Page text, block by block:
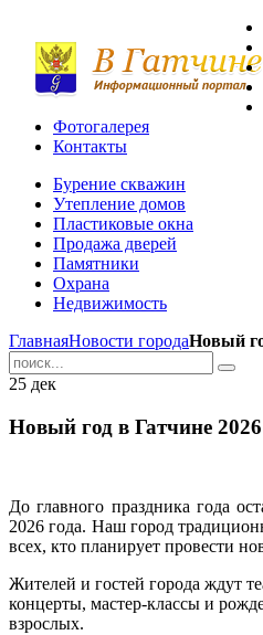
Фотогалерея
Контакты
Бурение скважин
Утепление домов
Пластиковые окна
Продажа дверей
Памятники
Охрана
Недвижимость
ГлавнаяНовости городаНовый
25 дек
Новый год в Гатчине
До главного праздника года
2026 года. Наш город
всех, кто планирует провести
Жителей и гостей города ждут
концерты, мастер-классы и
взрослых.